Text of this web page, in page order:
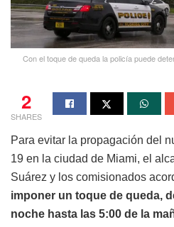
Con el toque de queda la policía puede
2
SHARES
Para evitar la propagación del
19 en la ciudad de Miami, el
Suárez y los comisionados
imponer un toque de queda,
noche hasta las 5:00 de la